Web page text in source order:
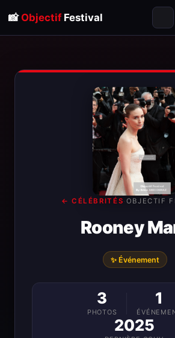
📸 ObjectifFestival
← CÉLÉBRITÉS· OBJECTIF
Rooney
✨ Événement
3
PHOTOS
1
2025